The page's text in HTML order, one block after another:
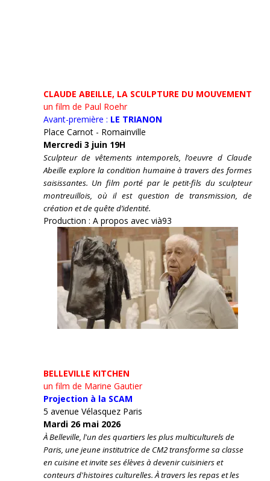
CLAUDE ABEILLE, LA SCULPTURE DU MOUVEMENT
un film de Paul Roehr
Avant-première : LE TRIANON
Place Carnot - Romainville
Mercredi 3 juin 19H
Sculpteur de vêtements intemporels, l’oeuvre d Claude
Abeille explore la condition humaine à travers des formes
saisissantes. Un film porté par le petit-fils du sculpteur
montreuillois, où il est question de transmission, de
création et de quête d’identité.
Production : A propos avec vià93
BELLEVILLE KITCHEN
un film de Marine Gautier
Projection à la SCAM
5 avenue Vélasquez Paris
Mardi 26 mai 2026
À Belleville, l'un des quartiers les plus multiculturels de
Paris, une jeune institutrice de CM2 transforme sa classe
en cuisine et invite ses élèves à devenir cuisiniers et
conteurs d'histoires culturelles.À travers les repas et les